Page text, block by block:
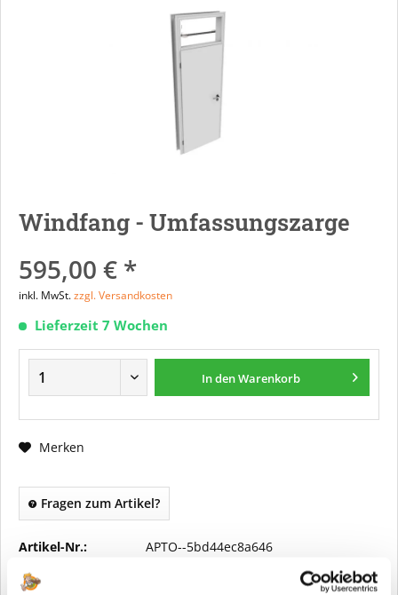
Windfang - Umfassungszarge
595,00 € *
inkl. MwSt.zzgl. Versandkosten
Lieferzeit 7 Wochen
In denWarenkorb
Merken
Fragen zum Artikel?
Artikel-Nr.: APTO--5bd44ec8a646
Vorteile